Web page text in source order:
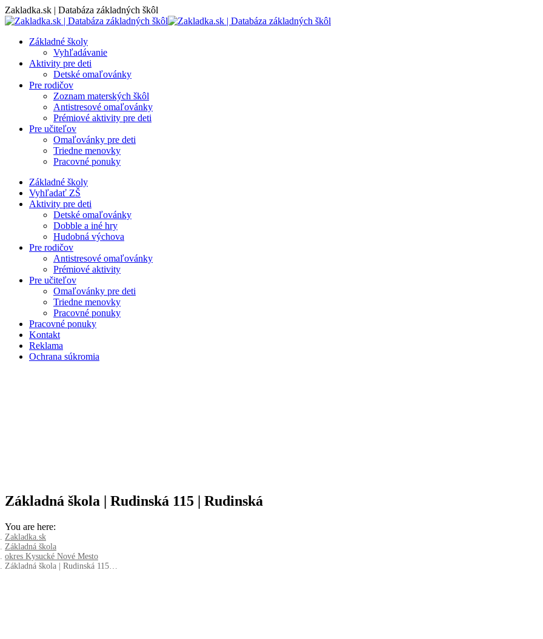
Skip
to
Zakladka.sk | Databáza základných škôl
Základné školy
Vyhľadávanie
Aktivity pre deti
Detské omaľovánky
Pre rodičov
Zoznam materských škôl
Antistresové omaľovánky
Prémiové aktivity pre deti
Pre učiteľov
Omaľovánky pre deti
Triedne menovky
Pracovné ponuky
Základné školy
Vyhľadať ZŠ
Aktivity pre deti
Detské omaľovánky
Dobble a iné hry
Hudobná výchova
Pre rodičov
Antistresové omaľovánky
Prémiové aktivity
Pre učiteľov
Omaľovánky pre deti
Triedne menovky
Pracovné ponuky
Pracovné ponuky
Kontakt
Reklama
Ochrana súkromia
Základná škola | Rudinská 115 | Rudinská
You are here:
Zakladka.sk
Základná škola
okres Kysucké Nové Mesto
Základná škola | Rudinská 115…